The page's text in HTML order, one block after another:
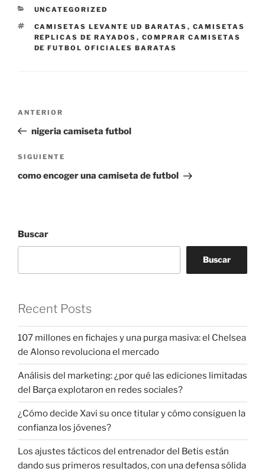
CATEGORÍAS
UNCATEGORIZED
ETIQUETAS
CAMISETAS LEVANTE UD BARATAS , CAMISETAS
REPLICAS DE RAYADOS , COMPRAR CAMISETAS
DE FUTBOL OFICIALES BARATAS
entradas
Entrada
anterior:
ANTERIOR
nigeria camiseta futbol
Siguiente
entrada
SIGUIENTE
como encoger una camiseta de futbol
Buscar
Buscar
Recent Posts
107 millones en fichajes y una purga masiva: el Chelsea
de Alonso revoluciona el mercado
Análisis del marketing: ¿por qué las ediciones limitadas
del Barça explotaron en redes sociales?
¿Cómo decide Xavi su once titular y cómo consiguen la
confianza los jóvenes?
Los ajustes tácticos del entrenador del Betis están
dando sus primeros resultados, con una defensa sólida